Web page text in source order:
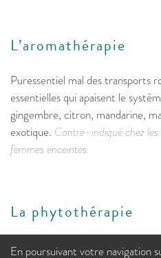
L’aromathérapie
Puressentiel mal des transports
essentielles qui apaisent le
gingembre, citron, mandarine,
exotique. Contre-indiqué chez
femmes enceintes.
La phytothérapie
Le gingembre est la plante la
En poursuivant votre navigation